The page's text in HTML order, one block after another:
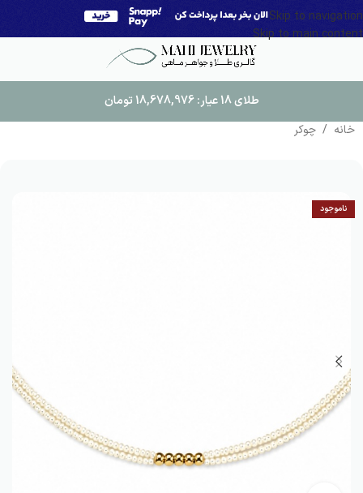
Skip to navigation
Skip to main content
طلای 18 عیار: 18,678,976 تومان
خانه / چوکر
ناموجود